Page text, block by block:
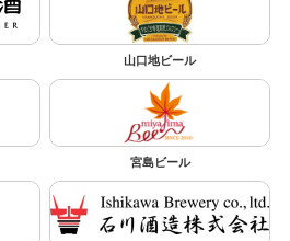
山口地ビール
宮島ビール